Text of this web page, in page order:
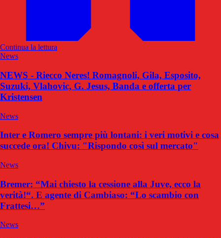
Continua la lettura
News
NEWS - Riecco Neres! Romagnoli, Gila, Esposito,
Suzuki, Vlahovic, G. Jesus, Banda e offerta per
Kristensen
News
Inter e Romero sempre più lontani: i veri motivi e cosa
succede ora! Chivu: "Rispondo così sul mercato"
News
Bremer: “Mai chiesto la cessione alla Juve, ecco la
verità!“. E agente di Cambiaso: “Lo scambio con
Frattesi…”
News